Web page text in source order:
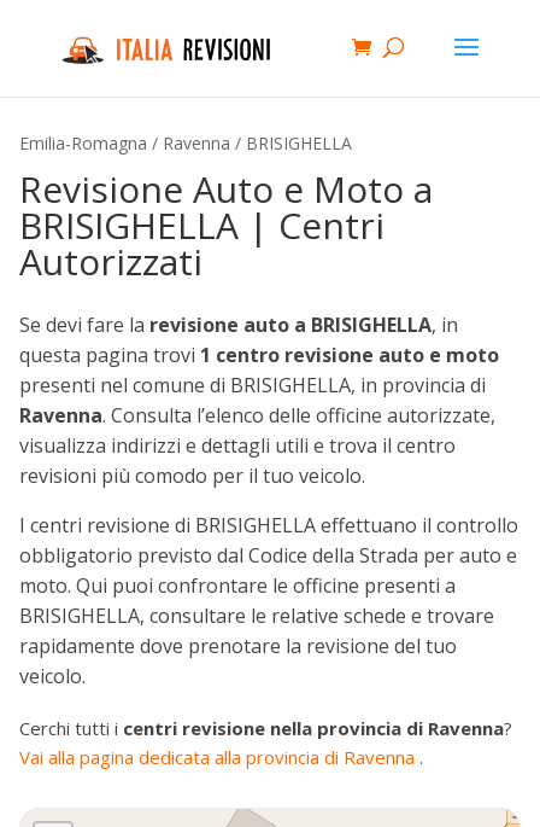
Emilia-Romagna / Ravenna / BRISIGHELLA
Revisione Auto e Moto a
BRISIGHELLA | Centri
Autorizzati
Se devi fare la revisione auto a BRISIGHELLA, in
questa pagina trovi 1 centro revisione auto e moto
presenti nel comune di BRISIGHELLA, in provincia di
Ravenna. Consulta l’elenco delle officine autorizzate,
visualizza indirizzi e dettagli utili e trova il centro
revisioni più comodo per il tuo veicolo.
I centri revisione di BRISIGHELLA effettuano il controllo
obbligatorio previsto dal Codice della Strada per auto e
moto. Qui puoi confrontare le officine presenti a
BRISIGHELLA, consultare le relative schede e trovare
rapidamente dove prenotare la revisione del tuo
veicolo.
Cerchi tutti i centri revisione nella provincia di Ravenna?
Vai alla pagina dedicata alla provincia di Ravenna .